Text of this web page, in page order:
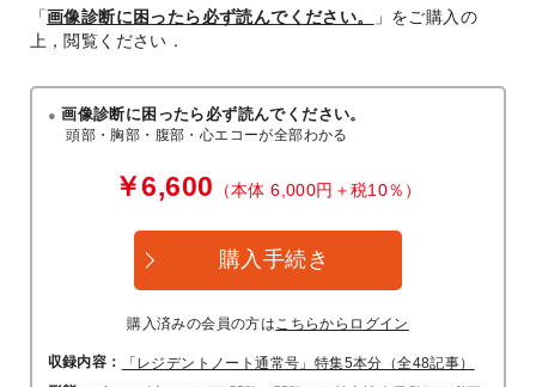
「画像診断に困ったら必ず読んでください。
」をご購入の
上，閲覧ください．
画像診断に困ったら必ず読んでください。
頭部・胸部・腹部・心エコーが全部わかる
￥6,600 （本体 6,000円＋税10％）
購入手続き
購入済みの会員の方は こちらからログイン
収録内容：
「レジデントノート通常号」特集5本分（全48記事）